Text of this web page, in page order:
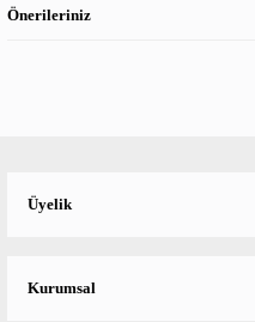
Önerileriniz
Üyelik
Kurumsal